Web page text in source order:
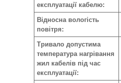
експлуатації кабелю:
Відносна вологість
повітря:
Тривало допустима
температура нагрівання
жил кабелів під час
експлуатації: